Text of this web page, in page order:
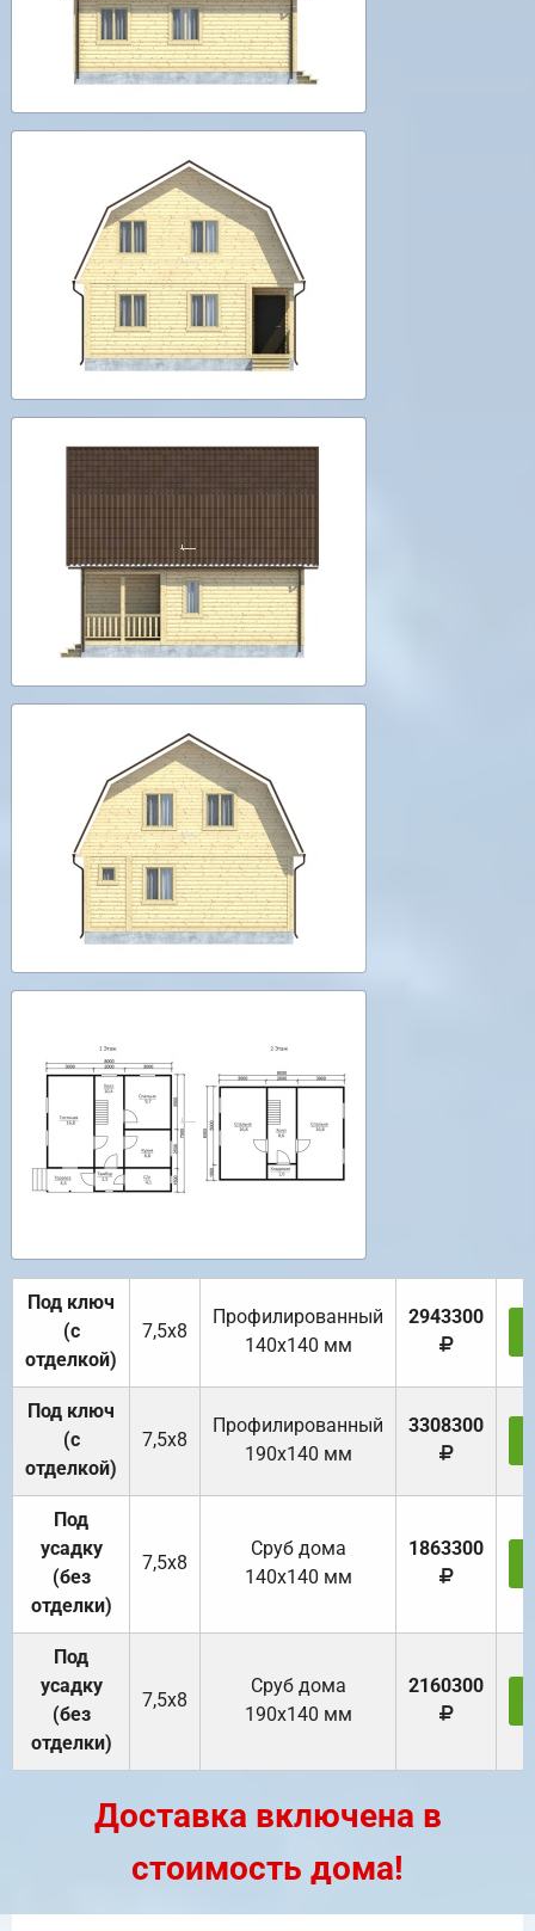
Под ключ
(с
отделкой)
7,5х8
Профилированный
140х140 мм
2943300
Под ключ
(с
отделкой)
7,5х8
Профилированный
190х140 мм
3308300
Под
усадку
(без
отделки)
7,5х8
Cруб дома
140х140 мм
1863300
Под
усадку
(без
отделки)
7,5х8
Cруб дома
190х140 мм
2160300
Доставка включена в
стоимость дома!